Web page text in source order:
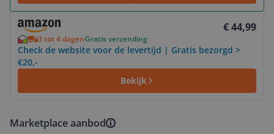
€ 44,99
3 tot 4 dagenGratis verzending
Check de website voor de levertijd | Gratis bezorgd >
€20,-
Bekijk
Bekijk product
Marketplace aanbod